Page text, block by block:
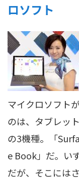
ロソフト
マイクロソフト
のは、タブレッ
の3機種。「
e Book」だ。い
だが、そこには